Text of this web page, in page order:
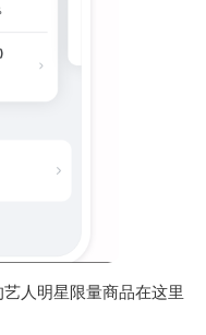
人明星限量商品在这里